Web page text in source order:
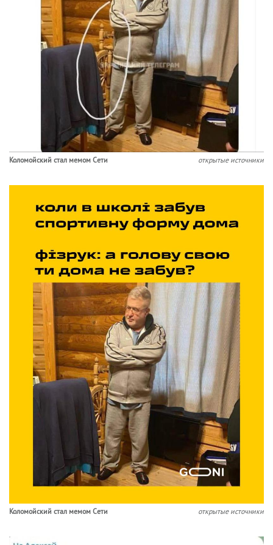
Коломойский стал мемом Сети открытые источники
Коломойский стал мемом Сети открытые источники